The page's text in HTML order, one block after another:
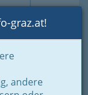
Toggle
graz.at!
andere